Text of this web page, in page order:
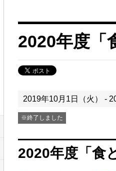
2020年度「
2019年10月1日（火） -
※終了しました
2020年度「食